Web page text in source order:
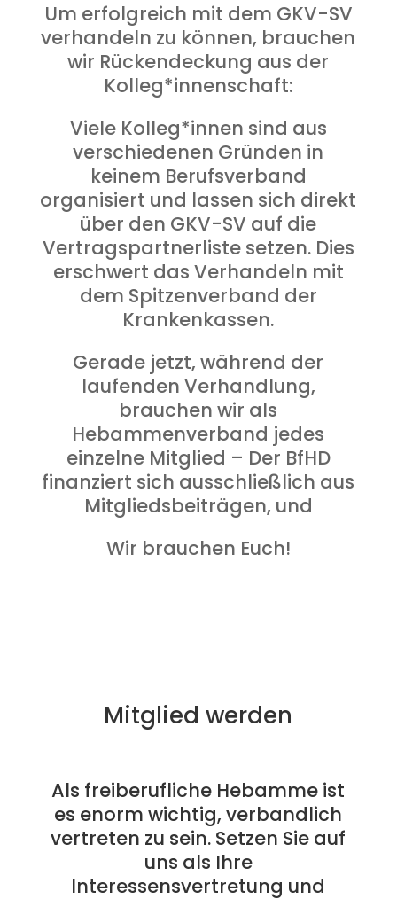
Um erfolgreich mit dem GKV-SV
verhandeln zu können, brauchen
wir Rückendeckung aus der
Kolleg*innenschaft:
Viele Kolleg*innen sind aus
verschiedenen Gründen in
keinem Berufsverband
organisiert und lassen sich direkt
über den GKV-SV auf die
Vertragspartnerliste setzen. Dies
erschwert das Verhandeln mit
dem Spitzenverband der
Krankenkassen.
Gerade jetzt, während der
laufenden Verhandlung,
brauchen wir als
Hebammenverband jedes
einzelne Mitglied – Der BfHD
finanziert sich ausschließlich aus
Mitgliedsbeiträgen, und
Wir brauchen Euch!
Mitglied werden
Als freiberufliche Hebamme ist
es enorm wichtig, verbandlich
vertreten zu sein. Setzen Sie auf
uns als Ihre
Interessensvertretung und